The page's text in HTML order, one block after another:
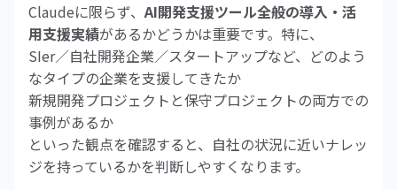
Claudeに限らず、AI開発支援ツール全般の導入・活
用支援実績があるかどうかは重要です。特に、
SIer／自社開発企業／スタートアップなど、どのよう
なタイプの企業を支援してきたか
新規開発プロジェクトと保守プロジェクトの両方での
事例があるか
といった観点を確認すると、自社の状況に近いナレッ
ジを持っているかを判断しやすくなります。